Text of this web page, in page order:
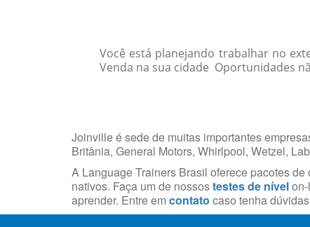
Você está planejando trabalhar no
Venda na sua cidade Oportunidades
Joinville é sede de muitas importantes
Britânia, General Motors, Whirlpool, Wetzel,
A Language Trainers Brasil oferece pacotes
nativos. Faça um de nossostestes de nível
aprender. Entre em contato caso tenha